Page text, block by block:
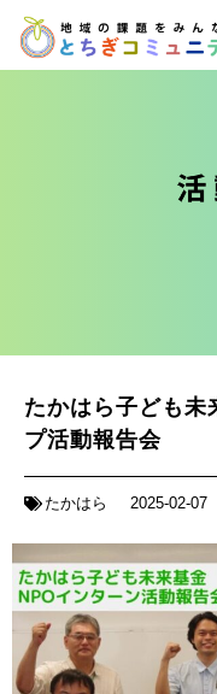
たかはら子ども
プ活動報告会
たかはら 2025-02-07